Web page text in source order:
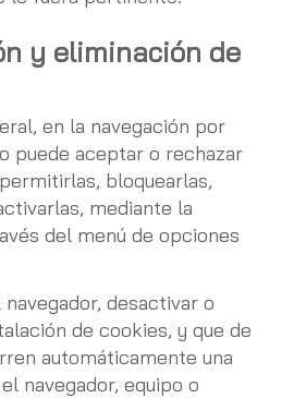
y eliminación de
en la navegación por
puede aceptar o rechazar
bloquearlas,
mediante la
del menú de opciones
desactivar o
de cookies, y que de
automáticamente una
navegador, equipo o